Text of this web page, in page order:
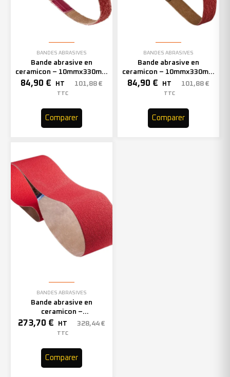
BANDES ABRASIVES
Bande abrasive en
ceramicon – 10mmx330mm
– Grain 60 – 333002 (x50)
84,90 € HT 101,88 €
TTC
Comparer
BANDES ABRASIVES
Bande abrasive en
ceramicon – 10mmx330mm
– Grain 80 – 333003 (x50)
84,90 € HT 101,88 €
TTC
Comparer
BANDES ABRASIVES
Bande abrasive en
ceramicon –
150mmx2000mm – Grain 40
– 305969 (x10)
273,70 € HT 328,44 €
TTC
Comparer